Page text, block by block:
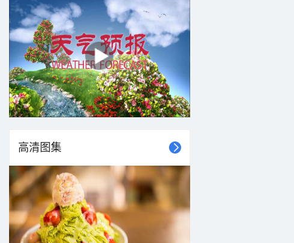
28°C 28°C 28°C 28°C 28°C 28°C
高清图集